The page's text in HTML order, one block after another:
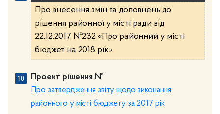
Про внесення змін та доповнень до
рішення районної у місті ради від
22.12.2017 №232 «Про районний у місті
бюджет на 2018 рік»
Проект рішення №
Про затвердження звіту щодо виконання
районного у місті бюджету за 2017 рік